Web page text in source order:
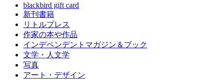
blackbird gift card
新刊書籍
リトルプレス
作家の本や作品
インデペンデントマガジン＆ブック
文学・人文学
写真
アート・デザイン